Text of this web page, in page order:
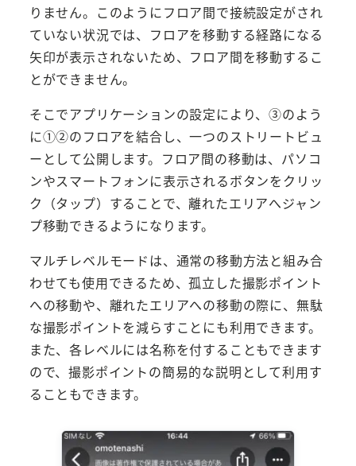
りません。このようにフロア間で接続設定がされ
ていない状況では、フロアを移動する経路になる
矢印が表示されないため、フロア間を移動するこ
とができません。
そこでアプリケーションの設定により、③のよう
に①②のフロアを結合し、一つのストリートビュ
ーとして公開します。フロア間の移動は、パソコ
ンやスマートフォンに表示されるボタンをクリッ
ク（タップ）することで、離れたエリアへジャン
プ移動できるようになります。
マルチレベルモードは、通常の移動方法と組み合
わせても使用できるため、孤立した撮影ポイント
への移動や、離れたエリアへの移動の際に、無駄
な撮影ポイントを減らすことにも利用できます。
また、各レベルには名称を付することもできます
ので、撮影ポイントの簡易的な説明として利用す
ることもできます。